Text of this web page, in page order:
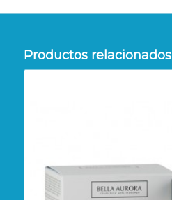
Productos relacionados